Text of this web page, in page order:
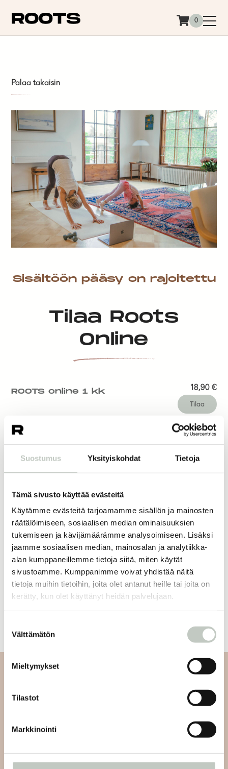
Suostumus Yksityiskohdat Tietoja
Tämä sivusto käyttää evästeitä
Käytämme evästeitä tarjoamamme sisällön ja mainosten
räätälöimiseen, sosiaalisen median ominaisuuksien
tukemiseen ja kävijämäärämme analysoimiseen. Lisäksi
jaamme sosiaalisen median, mainosalan ja analytiikka-
alan kumppaneillemme tietoja siitä, miten käytät
sivustoamme. Kumppanimme voivat yhdistää näitä
tietoja muihin tietoihin, joita olet antanut heille tai joita on
kerätty, kun olet käyttänyt heidän palvelujaan.
valinta
Välttämätön
Mieltymykset
Tilastot
Markkinointi
0
Palaa takaisin
Sisältöön pääsy on rajoitettu
Tilaa Roots
Online
ROOTS online 1 kk 18,90 €
Tilaa
ROOTS online 1 vk
Tilaa
ROOTS online
kuukausijäsenyys
Tilaa
Oletko jo jäsen?
Kirjaudu sisään
Tilaa uutiskirjeemme ja saat tiedon uusista tapahtumista
ja Roots Journaleista ensimmäisten joukossa: